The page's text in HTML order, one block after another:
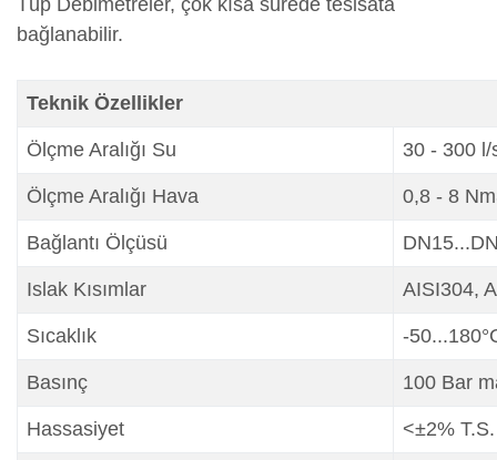
bağlanabilir.
Teknik Özellikler
Ölçme Aralığı Su 30 - 300
Ölçme Aralığı Hava 0,8 - 8
Bağlantı Ölçüsü
Islak Kısımlar AISI304,
Sıcaklık -
Basınç 100 Bar
Hassasiyet <±2% T.S.